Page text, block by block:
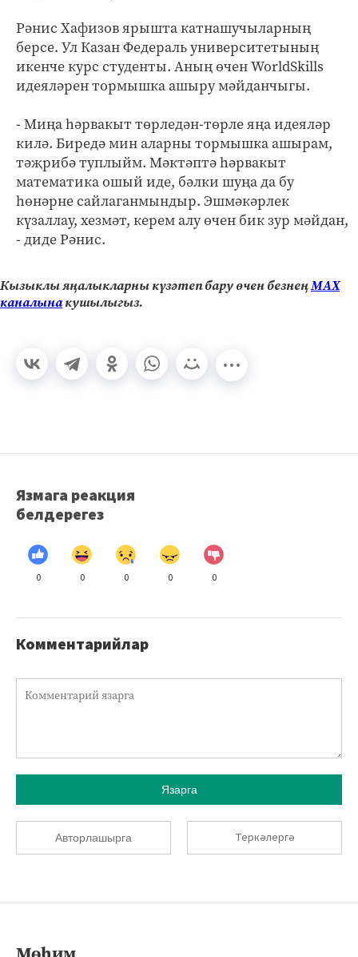
Рәнис Хафизов ярышта катнашучыларның
берсе. Ул Казан Федераль университетының
икенче курс студенты. Аның өчен WorldSkills
идеяләрен тормышка ашыру мәйданчыгы.
- Миңа һәрвакыт төрледән-төрле яңа идеяләр
килә. Биредә мин аларны тормышка ашырам,
тәҗрибә туплыйм. Мәктәптә һәрвакыт
математика ошый иде, бәлки шуңа да бу
һөнәрне сайлаганмындыр. Эшмәкәрлек
күзаллау, хезмәт, керем алу өчен бик зур мәйдан,
- диде Рәнис.
Кызыклы яңалыкларны күзәтеп бару өчен безнеңМАХ
каналынакушылыгыз.
Язмага реакция
белдерегез
0 0 0 0 0
Комментарийлар
Язарга
Авторлашырга Теркәлергә